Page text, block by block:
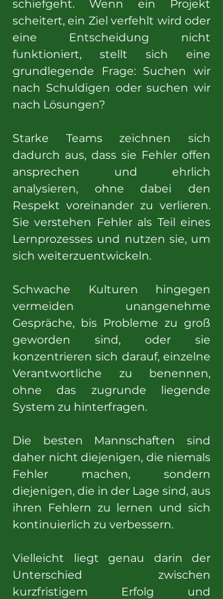
schiefgeht. Wenn ein Projekt
scheitert, ein Ziel verfehlt wird oder
eine Entscheidung nicht
funktioniert, stellt sich eine
grundlegende Frage: Suchen wir
nach Schuldigen oder suchen wir
nach Lösungen?
Starke Teams zeichnen sich
dadurch aus, dass sie Fehler offen
ansprechen und ehrlich
analysieren, ohne dabei den
Respekt voreinander zu verlieren.
Sie verstehen Fehler als Teil eines
Lernprozesses und nutzen sie, um
sich weiterzuentwickeln.
Schwache Kulturen hingegen
vermeiden unangenehme
Gespräche, bis Probleme zu groß
geworden sind, oder sie
konzentrieren sich darauf, einzelne
Verantwortliche zu benennen,
ohne das zugrunde liegende
System zu hinterfragen.
Die besten Mannschaften sind
daher nicht diejenigen, die niemals
Fehler machen, sondern
diejenigen, die in der Lage sind, aus
ihren Fehlern zu lernen und sich
kontinuierlich zu verbessern.
Vielleicht liegt genau darin der
Unterschied zwischen
kurzfristigem Erfolg und